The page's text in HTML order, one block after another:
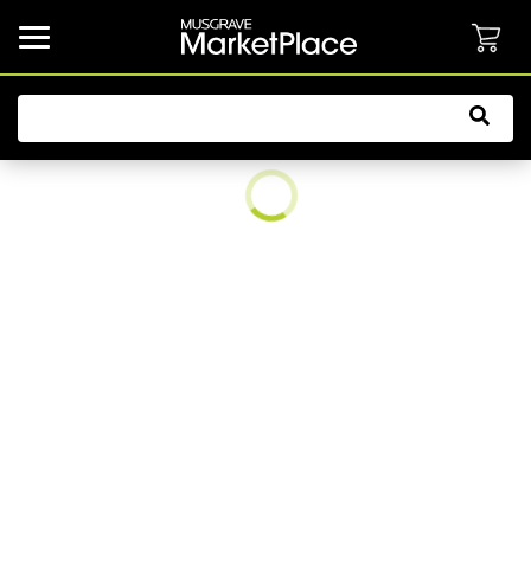
common.button.navbarCollapsed.text